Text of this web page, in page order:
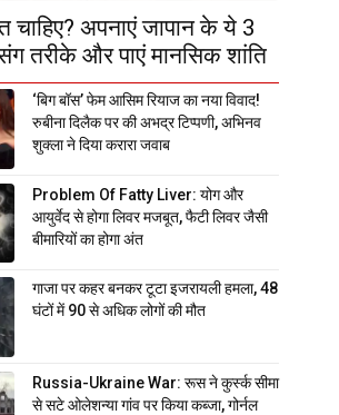
चाहिए? अपनाएं जापान के ये 3
तरीके और पाएं मानसिक शांति
‘बिग बॉस’ फेम आसिम रियाज का नया विवाद!
रुबीना दिलैक पर की अभद्र टिप्पणी, अभिनव
शुक्ला ने दिया करारा जवाब
Problem Of Fatty Liver: योग और
आयुर्वेद से होगा लिवर मजबूत, फैटी लिवर जैसी
बीमारियों का होगा अंत
गाजा पर कहर बनकर टूटा इजरायली हमला, 48
घंटों में 90 से अधिक लोगों की मौत
Russia-Ukraine War: रूस ने कुर्स्क सीमा
से सटे ओलेशन्या गांव पर किया कब्जा, गोर्नल